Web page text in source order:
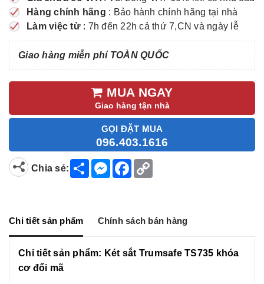
Hàng chính hãng : Bảo hành chính hãng tại nhà
Làm việc từ : 7h đến 22h cả thứ 7,CN và ngày lễ
Giao hàng miễn phí TOÀN QUỐC
MUA NGAY
Giao hàng tận nhà
GỌI ĐẶT MUA
096.403.1616
Chia sẻ:
S
h
M
e
g
F
a
o
n
Chi tiết sản phẩm Chính sách bán hàng
Chi tiết sản phẩm: Két sắt Trumsafe TS735 khóa
cơ đổi mã